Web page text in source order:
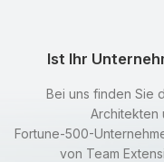
Ist Ihr
Bei uns finden Sie
Architekten
Fortune-500-
von Team